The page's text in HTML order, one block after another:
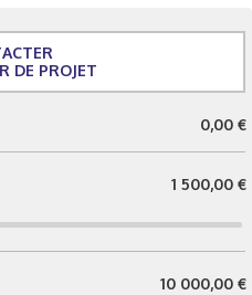
DE PROJET
0,00 €
1 500,00 €
10 000,00 €